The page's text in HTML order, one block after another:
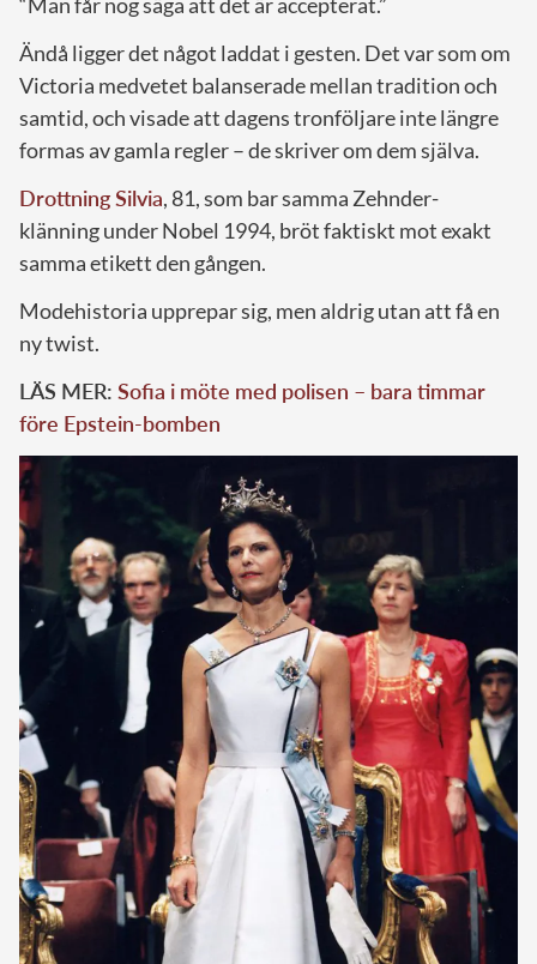
Ändå ligger det något laddat i gesten. Det var som om
Victoria medvetet balanserade mellan tradition och
samtid, och visade att dagens tronföljare inte längre
formas av gamla regler – de skriver om dem själva.
Drottning Silvia, 81, som bar samma Zehnder-
klänning under Nobel 1994, bröt faktiskt mot exakt
samma etikett den gången.
Modehistoria upprepar sig, men aldrig utan att få en
ny twist.
LÄS MER: Sofia i möte med polisen – bara timmar
före Epstein-bomben